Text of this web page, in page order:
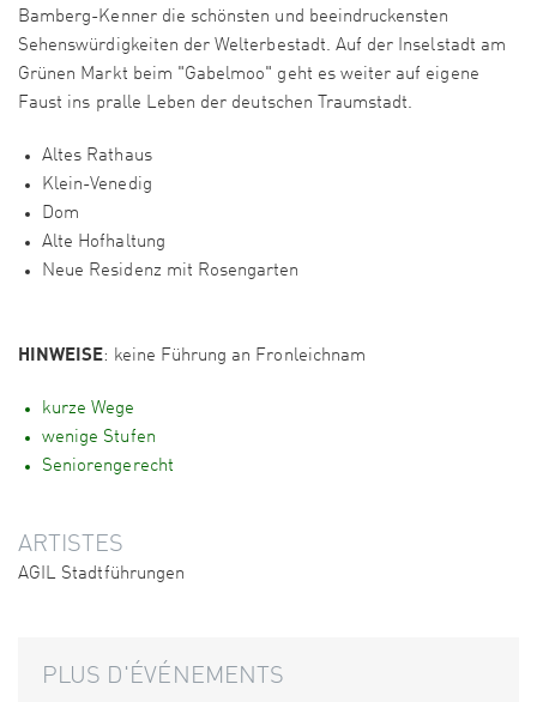
Bamberg-Kenner die schönsten und beeindruckensten
Sehenswürdigkeiten der Welterbestadt. Auf der Inselstadt am
Grünen Markt beim "Gabelmoo" geht es weiter auf eigene
Faust ins pralle Leben der deutschen Traumstadt.
Altes Rathaus
Klein-Venedig
Dom
Alte Hofhaltung
Neue Residenz mit Rosengarten
HINWEISE: keine Führung an Fronleichnam
kurze Wege
wenige Stufen
Seniorengerecht
ARTISTES
AGIL Stadtführungen
PLUS D'ÉVÉNEMENTS